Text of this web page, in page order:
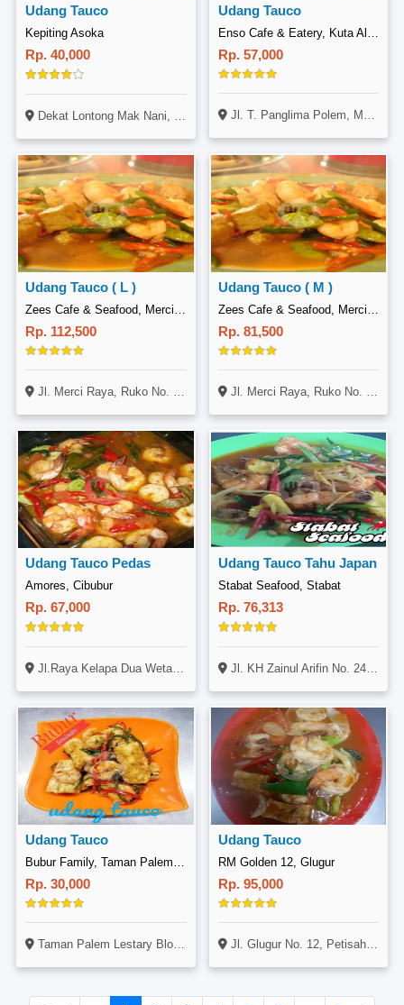
Udang Tauco
Kepiting Asoka
Rp. 40,000
Dekat Lontong Mak Nani, Jl. Ps. 1 No 296, Tj. Sari, Kec. Medan Selayang, Kota Medan, Sumatera Utara 20122
Udang Tauco
Rp. 57,000
Jl. T. Panglima Polem, Mulia, Kec. Kuta Alam, Kota Banda Aceh, Aceh 23123, Indonesia
Udang Tauco ( L )
Zees Cafe & Seafood, Merci Raya
Rp. 112,500
Jl. Merci Raya, Ruko No. 15, Deli Tua, Medan
Udang Tauco ( M )
Zees Cafe & Seafood, Merci Raya
Rp. 81,500
Jl. Merci Raya, Ruko No. 15, Deli Tua, Medan
Udang Tauco Pedas
Amores, Cibubur
Rp. 67,000
Jl.Raya Kelapa Dua Wetan No 43 Rt 08 Rw 01 Ciracas Jakarta Timur
Udang Tauco Tahu Japan
Stabat Seafood, Stabat
Rp. 76,313
Jl. KH Zainul Arifin No. 24, Stabat, Langkat
Udang Tauco
Rp. 30,000
Taman Palem Lestary Blok B1757
Udang Tauco
RM Golden 12, Glugur
Rp. 95,000
Jl. Glugur No. 12, Petisah Tengah, Medan